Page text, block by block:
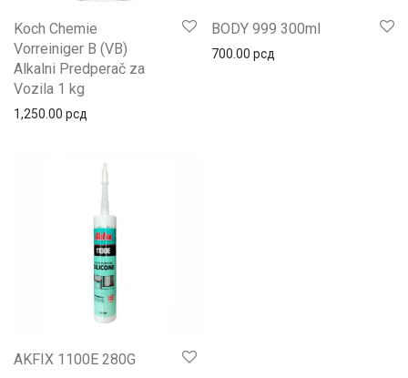
Koch Chemie
Vorreiniger B (VB)
Alkalni Predperač za
Vozila 1 kg
1,250.00 рсд
BODY 999 300ml
700.00 рсд
AKFIX 1100E 280G